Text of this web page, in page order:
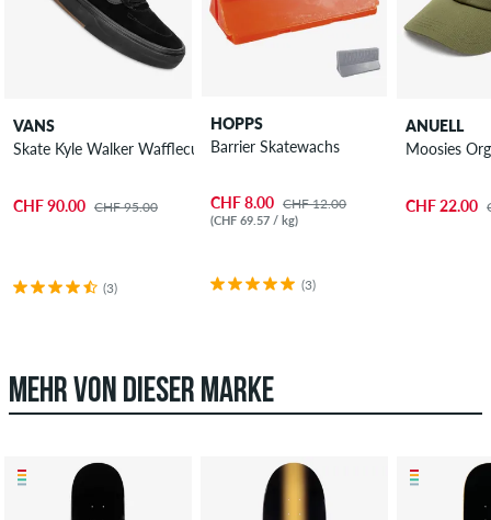
VANS
Skate Kyle Walker Wafflecup Schuh
CHF 90.00 CHF 95.00
(3)
HOPPS
Barrier Skatewachs
CHF 8.00 CHF 12.00
(CHF 69.57 / kg)
(3)
ANUELL
Moosies
CHF 22.00
MEHR VON DIESER MARKE